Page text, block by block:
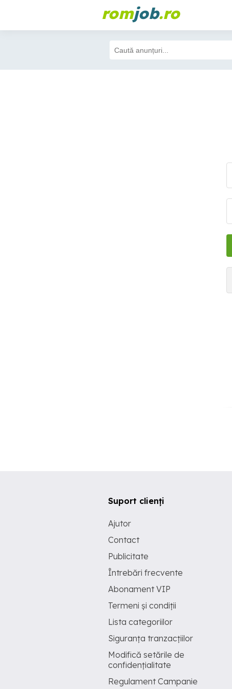
romjob.ro
Suport clienți
Ajutor
Contact
Publicitate
Întrebări frecvente
Abonament VIP
Termeni și condiții
Lista categoriilor
Siguranța tranzacțiilor
Modifică setările de
confidențialitate
Regulament Campanie